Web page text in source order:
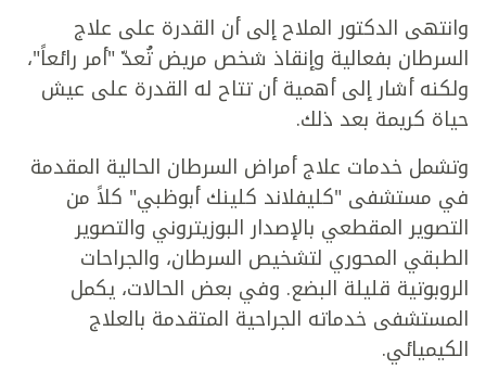
وانتهى الدكتور الملاح إلى أن القدرة على علاج
السرطان بفعالية وإنقاذ شخص مريض تُعدّ "أمر رائعاً"،
ولكنه أشار إلى أهمية أن تتاح له القدرة على عيش
حياة كريمة بعد ذلك.
وتشمل خدمات علاج أمراض السرطان الحالية المقدمة
في مستشفى "كليفلاند كلينك أبوظبي" كلاً من
التصوير المقطعي بالإصدار البوزيتروني والتصوير
الطبقي المحوري لتشخيص السرطان، والجراحات
الروبوتية قليلة البضع. وفي بعض الحالات، يكمل
المستشفى خدماته الجراحية المتقدمة بالعلاج
الكيميائي.